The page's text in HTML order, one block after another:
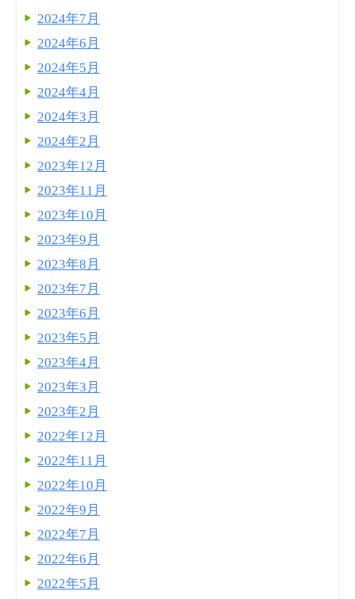
2024年7月
2024年6月
2024年5月
2024年4月
2024年3月
2024年2月
2023年12月
2023年11月
2023年10月
2023年9月
2023年8月
2023年7月
2023年6月
2023年5月
2023年4月
2023年3月
2023年2月
2022年12月
2022年11月
2022年10月
2022年9月
2022年7月
2022年6月
2022年5月